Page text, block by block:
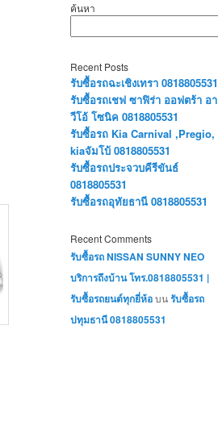
ค้นหา
Recent Posts
รับซื้อรถฉะเชิงเทรา 0818805531
รับซื้อรถเชฟ ซาฟิร่า ออฟตร้า อา
วีโอ้ โซนิค 0818805531
รับซื้อรถ Kia Carnival ,Pregio,
kiaจัมโบ้ 0818805531
รับซื้อรถประจวบคีรีขันธ์
0818805531
รับซื้อรถอุทัยธานี 0818805531
Recent Comments
รับซื้อรถ NISSAN SUNNY NEO
บริการถึงบ้าน โทร.0818805531 |
รับซื้อรถยนต์ทุกยี่ห้อบนรับซื้อรถ
ปทุมธานี 0818805531